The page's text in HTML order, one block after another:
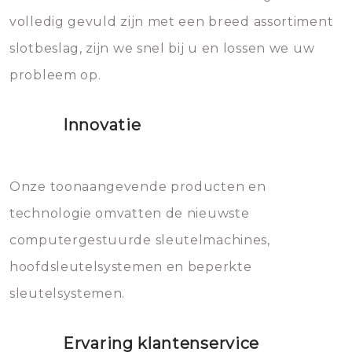
bevriezen.
beschadigen zijn. In veel
gevallen zult u schade aan de
sloten veroorzaken, waardoor
geheel vervangen moet worden.
mee, die u gemakkelijk kunt
vermijden.
volledig gevuld zijn met een breed assortiment
slotbeslag, zijn we snel bij u en lossen we uw
probleem op.
Innovatie
Onze toonaangevende producten en
technologie omvatten de nieuwste
computergestuurde sleutelmachines,
hoofdsleutelsystemen en beperkte
sleutelsystemen.
Ervaring klantenservice